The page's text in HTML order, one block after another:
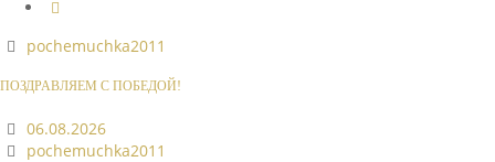
pochemuchka2011
ПОЗДРАВЛЯЕМ С ПОБЕДОЙ!
06.08.2026
pochemuchka2011